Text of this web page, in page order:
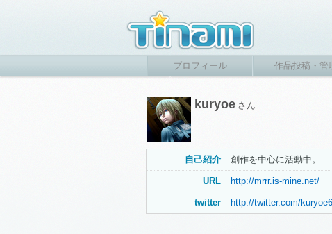
プロフィール 作品投稿・管
kuryoe さん
自己紹介 創作を中心に活動中。
URL http://mrrr.is-mine.net/
twitter http://twitter.com/kuryoe6